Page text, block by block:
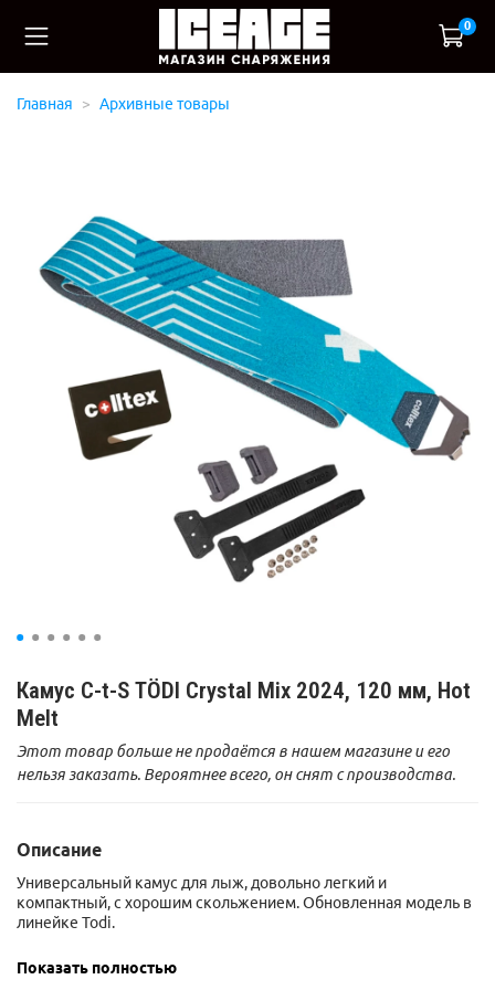
0
Главная Архивные товары
Камус C-t-S TÖDI Crystal Mix 2024, 120 мм, Hot
Melt
Этот товар больше не продаётся в нашем магазине и его
нельзя заказать. Вероятнее всего, он снят с производства.
Описание
Универсальный камус для лыж, довольно легкий и
компактный, с хорошим скольжением. Обновленная модель в
линейке Todi.
Показать полностью